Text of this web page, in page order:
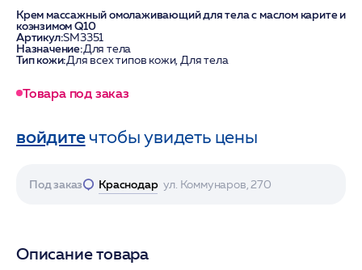
Крем массажный омолаживающий для тела с маслом карите и
коэнзимом Q10
Артикул:SM3351
Назначение:Для тела
Тип кожи:Для всех типов кожи, Для тела
Товара под заказ
войдитечтобы увидеть цены
Под заказ Краснодар ул. Коммунаров, 270
Описание товара